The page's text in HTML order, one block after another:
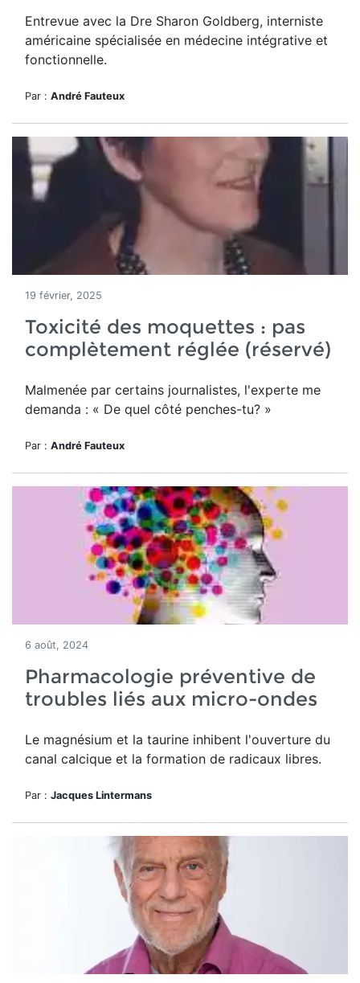
Entrevue avec la Dre Sharon Goldberg, interniste
américaine spécialisée en médecine intégrative et
fonctionnelle.
Par : André Fauteux
19 février, 2025
Toxicité des moquettes : pas
complètement réglée (réservé)
Malmenée par certains journalistes, l'experte me
demanda : « De quel côté penches-tu? »
Par : André Fauteux
6 août, 2024
Pharmacologie préventive de
troubles liés aux micro-ondes
Le magnésium et la taurine inhibent l'ouverture du
canal calcique et la formation de radicaux libres.
Par : Jacques Lintermans